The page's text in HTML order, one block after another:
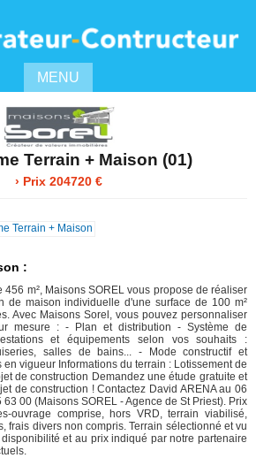
MENU
Terrain + Maison (01)
› Prix 204720 €
:
456 m², Maisons SOREL vous propose de réaliser
de maison individuelle d'une surface de 100 m²
Avec Maisons Sorel, vous pouvez personnaliser
mesure : - Plan et distribution - Système de
et équipements selon vos souhaits :
salles de bains... - Mode constructif et
vigueur Informations du terrain : Lotissement de
de construction Demandez une étude gratuite et
de construction ! Contactez David ARENA au 06
00 (Maisons SOREL - Agence de St Priest). Prix
ouvrage comprise, hors VRD, terrain viabilisé,
frais divers non compris. Terrain sélectionné et vu
et au prix indiqué par notre partenaire